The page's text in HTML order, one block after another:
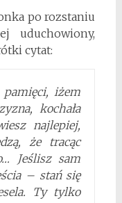
po rozstaniu
uduchowiony,
cytat:
iżem
kochała
najlepiej,
że tracąc
Jeślisz sam
– stań się
Ty tylko